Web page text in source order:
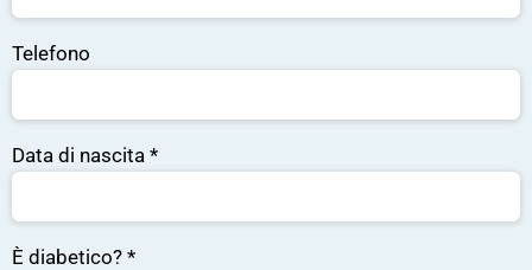
Telefono
Data di nascita *
È diabetico? *